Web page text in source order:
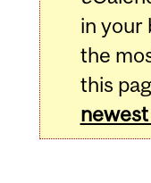
in your
the
this
newest